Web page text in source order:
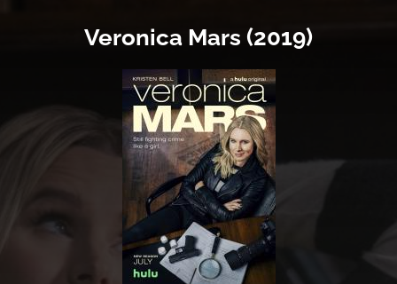
Veronica Mars (2019)